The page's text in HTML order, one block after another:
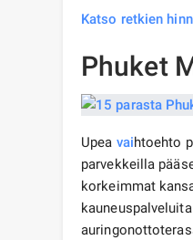
Katso retkien
Phuket
Upea vaihtoehto
parvekkeilla
korkeimmat